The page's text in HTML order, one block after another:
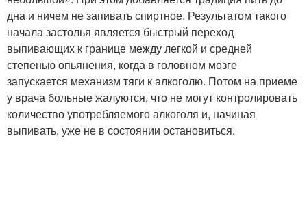
дна и ничем не запивать спиртное. Результатом такого
начала застолья является быстрый переход
выпивающих к границе между легкой и средней
степенью опьянения, когда в головном мозге
запускается механизм тяги к алкоголю. Потом на приеме
у врача больные жалуются, что не могут контролировать
количество употребляемого алкоголя и, начиная
выпивать, уже не в состоянии остановиться.